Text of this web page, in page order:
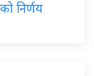
निर्णय